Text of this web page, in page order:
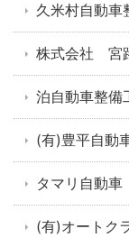
久米村自動車
株式会社 宮
泊自動車整備
(有)豊平自動
タマリ自動車
(有)オートク